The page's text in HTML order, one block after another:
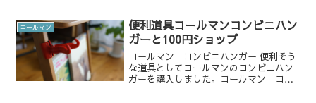
コールマン
便利道具コールマンコンビニハン
ガーと100円ショップ
コールマン コンビニハンガー 便利そう
な道具としてコールマンのコンビニハン
ガーを購入しました。コールマン コン